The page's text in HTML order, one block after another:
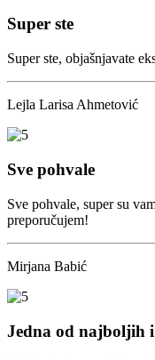
Super ste
Super ste, objašnjavate
Lejla Larisa Ahmetović
Sve pohvale
Sve pohvale, super su
preporučujem!
Mirjana Babić
Jedna od najboljih